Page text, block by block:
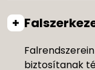
biztosítanak